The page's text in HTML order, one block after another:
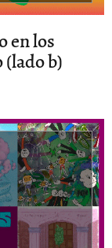
en los
(lado b)